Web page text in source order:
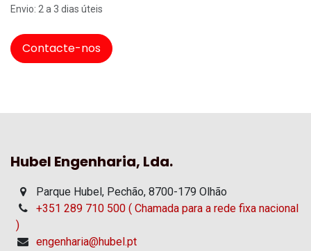
Envio: 2 a 3 dias úteis
Contacte-nos
Hubel Engenharia, Lda.
Parque Hubel, Pechão, 8700-179 Olhão
+351 289 710 500 ( Chamada para a rede fixa nacional
)
engenharia@hubel.pt